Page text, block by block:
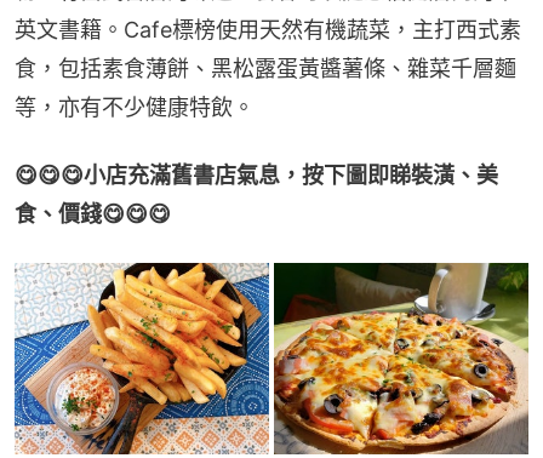
英文書籍。Cafe標榜使用天然有機蔬菜，主打西式素
食，包括素食薄餅、黑松露蛋黃醬薯條、雜菜千層麵
等，亦有不少健康特飲。
😋😋😋小店充滿舊書店氣息，按下圖即睇裝潢、美
食、價錢😋😋😋